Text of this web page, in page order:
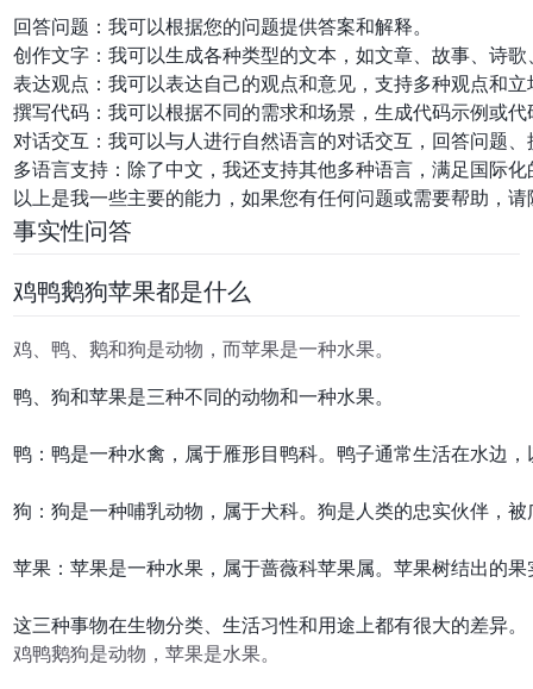
回答问题：我可以根据您的问题提供答案和解释。
创作文字：我可以生成各种类型的文本，如文章、故事、诗
表达观点：我可以表达自己的观点和意见，支持多种观点和立
撰写代码：我可以根据不同的需求和场景，生成代码示例或代
对话交互：我可以与人进行自然语言的对话交互，回答问题
多语言支持：除了中文，我还支持其他多种语言，满足国际
事实性问答
鸡鸭鹅狗苹果都是什么
鸡、鸭、鹅和狗是动物，而苹果是一种水果。
鸭、狗和苹果是三种不同的动物和一种水果。
鸭：鸭是一种水禽，属于雁形目鸭科。鸭子通常生活在水边
狗：狗是一种哺乳动物，属于犬科。狗是人类的忠实伙伴，
苹果：苹果是一种水果，属于蔷薇科苹果属。苹果树结出的
鸡鸭鹅狗是动物，苹果是水果。